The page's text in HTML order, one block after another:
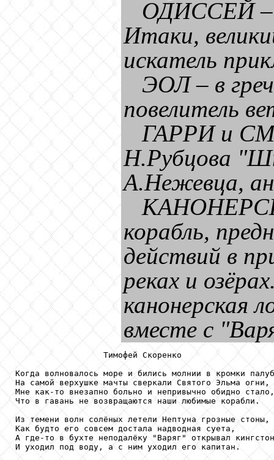
ОДИССЕЙ –
Итаки,
искатель
ЭОЛ – в
повелитель
ГАРРИ и
Н.Рубцова
А.Нежевца,
корабль,
действий в
реках и
канонерская
вместе с
                  Тимофей Скоренко
Когда волновалось море и бились молнии в кромки
На самой верхушке мачты сверкали Святого Эльма огни,
Мне как-то внезапно больно и непривычно обидно стало,
Что в гавань не возвращаются наши любимые корабли.
Из темени волн солёных летели Нептуна грозные стоны,
Как будто его совсем достала надводная суета,
А где-то в бухте неподалёку "Варяг" открывал
И уходил под воду, а с ним уходил его капитан.